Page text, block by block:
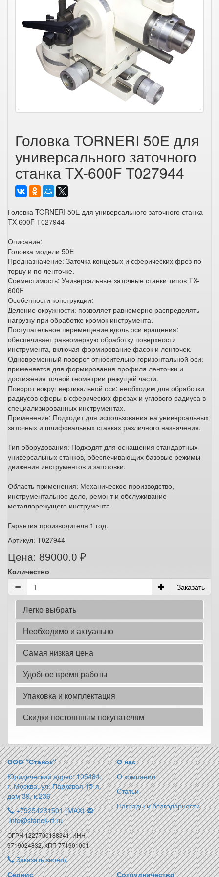
Головка TORNERI 50Е для
универсального заточного
станка TX-600F Т027944
Головка TORNERI 50Е для универсального заточного станка
TX-600F Т027944
Описание:
Головка модели 50E
Предназначение: Заточка концевых и сферических фрез по
торцу и по ленточке.
Совместимость: Универсальные заточные станки типов TX-
600F
Особенности конструкции:
Деление окружности: позволяет равномерно распределять
нагрузку при обработке кромок инструмента.
Поступательное перемещение вдоль оси вращения:
обеспечивает равномерную обработку поверхности
инструмента, включая формирование фасок и ленточек.
Одновременный поворот относительно горизонтальной оси:
применяется для формирования профиля ленточки и
достижения точной геометрии режущей части.
Поворот вокруг вертикальной оси: необходим для обработки
радиусов сферы в сферических фрезах и углового радиуса в
специализированных инструментах.
Применение: Подходит для использования на универсальных
заточных и шлифовальных станках различного назначения.
Тип оборудования: Подходят для оснащения стандартных
универсальных станков, обеспечивающих базовые режимы
движения инструментов и заготовки.
Область применения: Механическое производство,
инструментальное дело, ремонт и обслуживание
металлорежущего инструмента.
Гарантия производителя 1 год.
Артикул: Т027944
Цена: 89000.0 ₽
Количество
Заказать
Легко выбрать
Необходимо и актуально
Самая низкая цена
Удобное время работы
Упаковка и комплектация
Скидки постоянным покупателям
ООО “Станок“
Юридический адрес: 105484,
г. Москва, ул. Парковая 15-я,
дом 39, к.236
+79254231501 (MAX)
info@stanok-rf.ru
ОГРН 1227700188341, ИНН
9719024832, КПП 771901001
Заказать звонок
О нас
О компании
Статьи
Награды и благодарности
Сервис Сотрудничество